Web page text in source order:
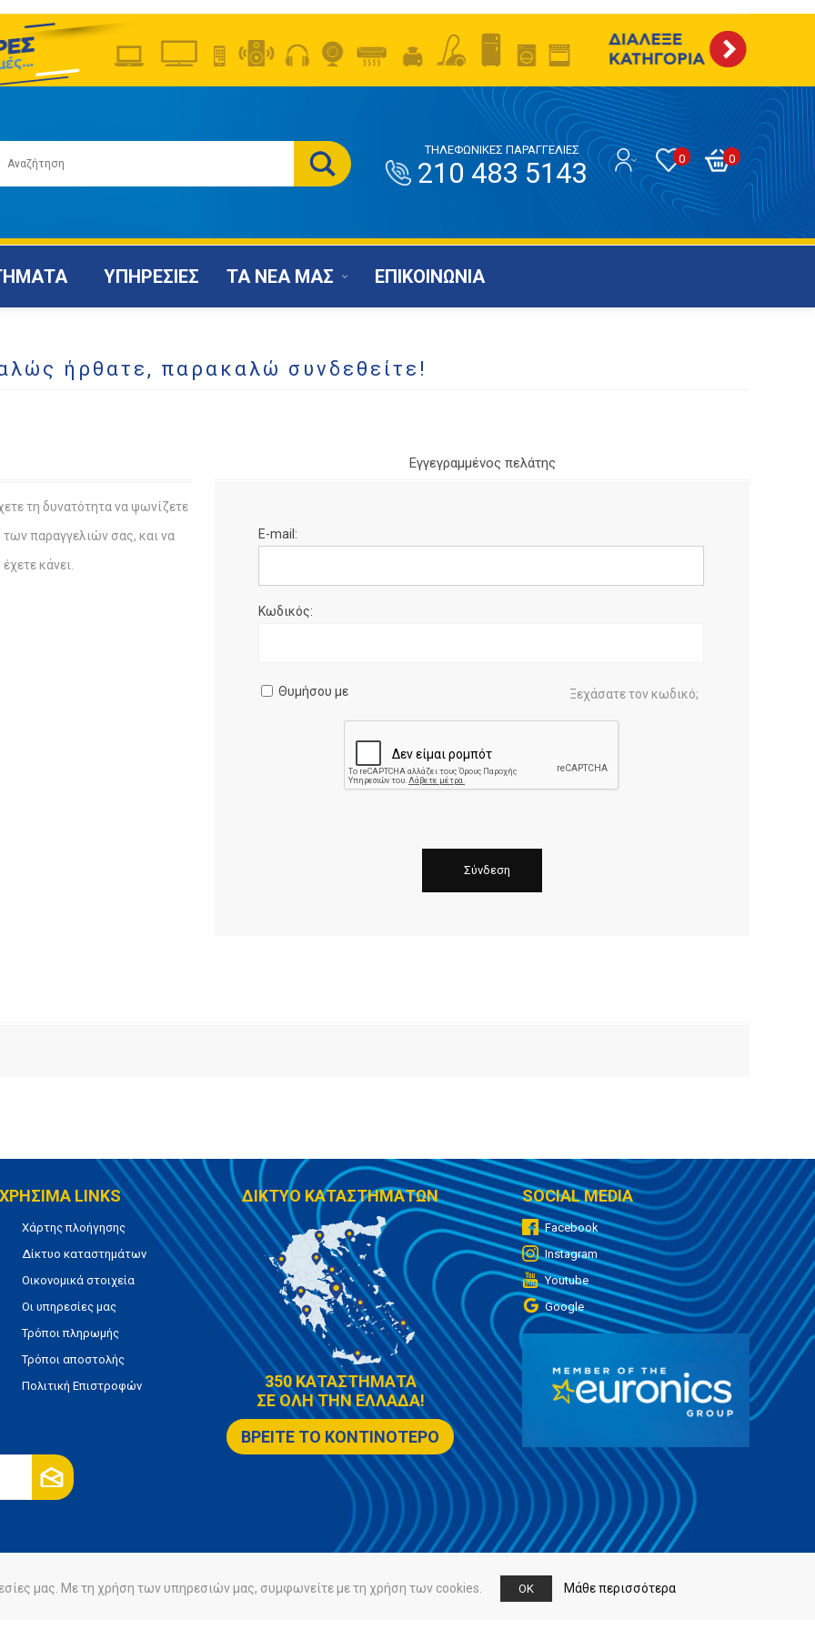
0
0
ΤΗΛΕΦΩΝΙΚΕΣ ΠΑΡΑΓΓΕΛΙΕΣ
210 483 5143
ΥΠΗΡΕΣΙΕΣ ΤΑ ΝΕΑ ΜΑΣ ΕΠΙΚΟΙΝΩΝΙΑ
ήρθατε, παρακαλώ συνδεθείτε!
τη δυνατότητα να ψωνίζετε
των παραγγελιών σας, και να
κάνει.
Εγγεγραμμένος πελάτης
E-mail:
Κωδικός:
Θυμήσου με Ξεχάσατε τον κωδικό;
ΧΡΗΣΙΜΑ LINKS
Χάρτης πλοήγησης
Δίκτυο καταστημάτων
Οικονομικά στοιχεία
Οι υπηρεσίες μας
Τρόποι πληρωμής
Τρόποι αποστολής
Πολιτική Επιστροφών
ΔΙΚΤΥΟ ΚΑΤΑΣΤΗΜΑΤΩΝ
350 ΚΑΤΑΣΤΗΜΑΤΑ
ΣΕ ΟΛΗ ΤΗΝ ΕΛΛΑΔΑ!
ΒΡΕΙΤΕ ΤΟ ΚΟΝΤΙΝΟΤΕΡΟ
SOCIAL MEDIA
Facebook
Instagram
Youtube
Google
Πολιτική Cookies
μας. Με τη χρήση των υπηρεσιών μας, συμφωνείτε με τη χρήση των cookies. OK Μάθε περισσότερα